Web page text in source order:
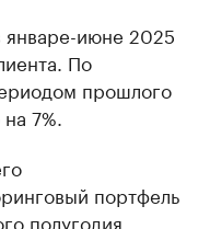
январе-июне 2025
По
прошлого
7%.
портфель
полугодия